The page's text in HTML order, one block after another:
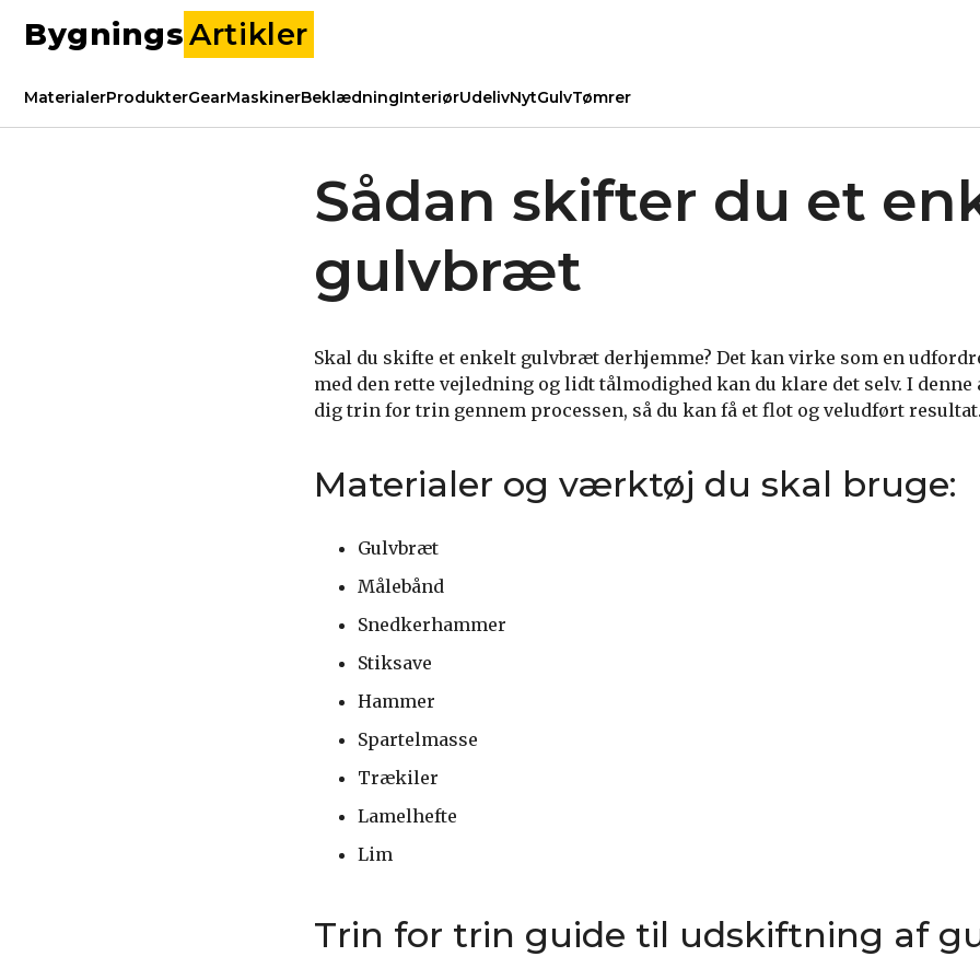
BygningsArtikler
MaterialerProdukterGearMaskinerBeklædningInteriørUdelivNytGulvTømrer
Sådan skifter du et
gulvbræt
Skal du skifte et enkelt gulvbræt derhjemme? Det kan virke som en
med den rette vejledning og lidt tålmodighed kan du klare det selv. I
dig trin for trin gennem processen, så du kan få et flot og veludført resultat.
Materialer og værktøj du skal bruge:
Gulvbræt
Målebånd
Snedkerhammer
Stiksave
Hammer
Spartelmasse
Trækiler
Lamelhefte
Lim
Trin for trin guide til udskiftning af